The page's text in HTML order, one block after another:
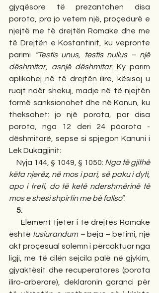
gjyqësore të prezantohen disa
porota, pra jo vetem një, proçedurë e
njejtë me të drejtën Romake dhe me
të Drejtën e Kostantinit, ku vepronte
parimi
“Testis unus, testis nullus – një
dëshmitar, asnjë dëshmitar. Ky parim
aplikohej në të drejtën ilire, kësisoj u
ruajt ndër shekuj, madje në të njejtën
formë sanksionohet dhe në Kanun, ku
theksohet: jo një porota, por disa
porota, nga 12 deri 24 pòorota -
dëshmitarë, sepse si spjegon Kanuni i
Lek Dukagjinit:
Nyja 144, § 1049, § 1050: Nga të gjithë
këta njerëz, në mos i pari, së paku i dyti,
apo i treti, do të ketë ndershmërinë të
mos e shesi shpirtin me bè fallso”.
5.
Element tjetër i të drejtës Romake
është Iusiurandum – beja – betimi, një
akt proçesual solemn i përcaktuar nga
ligji, me të cilën sejcila palë në gjykim,
gjyaktësit dhe recuperatores (porota
iliro-arberore), deklaronin garanci për